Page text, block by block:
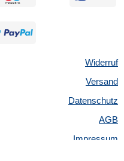
Widerruf
Versand
Datenschutz
AGB
Impressum